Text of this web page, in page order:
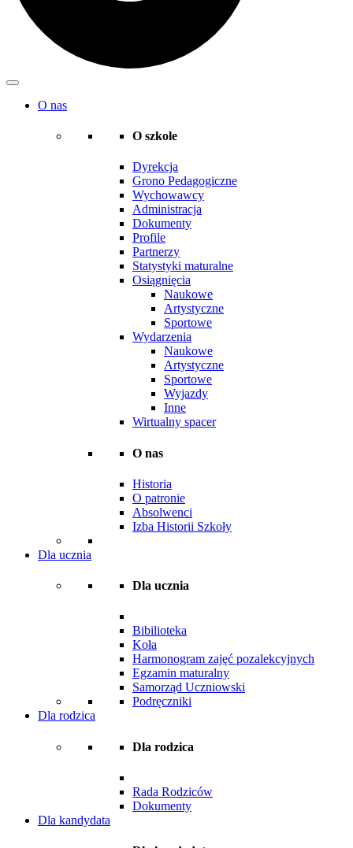
O nas
O szkole
Dyrekcja
Grono Pedagogiczne
Wychowawcy
Administracja
Dokumenty
Profile
Partnerzy
Statystyki maturalne
Osiągnięcia
Naukowe
Artystyczne
Sportowe
Wydarzenia
Naukowe
Artystyczne
Sportowe
Wyjazdy
Inne
Wirtualny spacer
O nas
Historia
O patronie
Absolwenci
Izba Historii Szkoły
Dla ucznia
Dla ucznia
Bibilioteka
Koła
Harmonogram zajęć pozalekcyjnych
Egzamin maturalny
Samorząd Uczniowski
Podręczniki
Dla rodzica
Dla rodzica
Rada Rodziców
Dokumenty
Dla kandydata